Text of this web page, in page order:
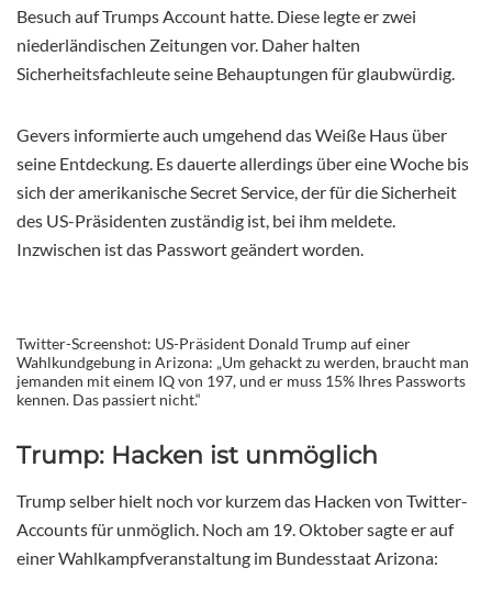
Besuch auf Trumps Account hatte. Diese legte er zwei
niederländischen Zeitungen vor. Daher halten
Sicherheitsfachleute seine Behauptungen für glaubwürdig.
Gevers informierte auch umgehend das Weiße Haus über
seine Entdeckung. Es dauerte allerdings über eine Woche bis
sich der amerikanische Secret Service, der für die Sicherheit
des US-Präsidenten zuständig ist, bei ihm meldete.
Inzwischen ist das Passwort geändert worden.
Twitter-Screenshot: US-Präsident Donald Trump auf einer
Wahlkundgebung in Arizona: „Um gehackt zu werden, braucht man
jemanden mit einem IQ von 197, und er muss 15% Ihres Passworts
kennen. Das passiert nicht.“
Trump: Hacken ist unmöglich
Trump selber hielt noch vor kurzem das Hacken von Twitter-
Accounts für unmöglich. Noch am 19. Oktober sagte er auf
einer Wahlkampfveranstaltung im Bundesstaat Arizona: